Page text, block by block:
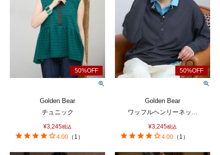
Golden Bear
チュニック
¥3,245税込
4.00 （ 1 ）
Golden Bear
ワッフルヘンリーネッ...
¥3,245税込
4.00 （ 1 ）